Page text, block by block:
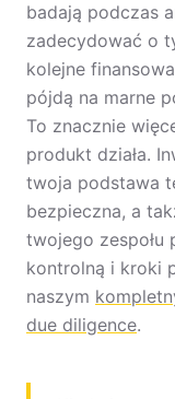
badają podczas
zadecydować o
kolejne
pójdą na marne
To znacznie
produkt działa.
twoja podstawa
bezpieczna, a
twojego zespołu
kontrolną i kroki
naszym
due diligence.